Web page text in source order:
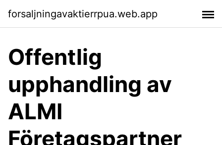
forsaljningavaktierrpua.web.app
Offentlig
upphandling av
ALMI
Företagspartner